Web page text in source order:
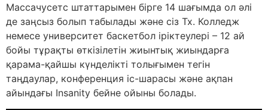
Массачусетс штаттарымен бірге 14 шағымда ол әлі
де заңсыз болып табылады және сіз Tx. Колледж
немесе университет баскетбол іріктеулері – 12 ай
бойы тұрақты өткізілетін жиынтық жиындарға
қарама-қайшы күнделікті толығымен тегін
таңдаулар, конференция іс-шарасы және ақпан
айындағы Insanity бейне ойыны болады.